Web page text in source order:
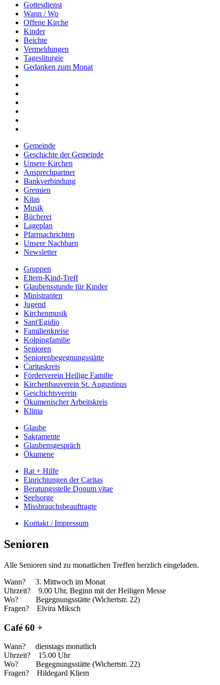
Gottesdienst
Wann / Wo
Offene Kirche
Kinder
Beichte
Vermeldungen
Tagesliturgie
Gedanken zum Monat
Gemeinde
Geschichte der Gemeinde
Unsere Kirchen
Ansprechpartner
Bankverbindung
Gremien
Kitas
Musik
Bücherei
Lageplan
Pfarrnachrichten
Unsere Nachbarn
Newsletter
Gruppen
Eltern-Kind-Treff
Glaubensstunde für Kinder
Ministranten
Jugend
Kirchenmusik
Sant'Egidio
Familienkreise
Kolpingfamilie
Senioren
Senioren­begegnungs­stätte
Caritaskreis
Förderverein Heilige Familie
Kirchenbauverein St. Augustinus
Geschichtsverein
Ökumenischer Arbeitskreis
Klima
Glaube
Sakramente
Glaubensgespräch
Ökumene
Rat + Hilfe
Einrichtungen der Caritas
Beratungsstelle Donum vitae
Seelsorge
Missbrauchsbeauftragte
Kontakt / Impressum
Senioren
Alle Senioren sind zu monatlichen Treffen herzlich eingeladen.
Wann? 3. Mittwoch im Monat
Uhrzeit? 9.00 Uhr, Beginn mit der Heiligen Messe
Wo? Begegnungsstätte (Wichertstr. 22)
Fragen? Elvira Miksch
Café 60 +
Wann? dienstags monatlich
Uhrzeit? 15.00 Uhr
Wo? Begegnungsstätte (Wichertstr. 22)
Fragen? Hildegard Kliem